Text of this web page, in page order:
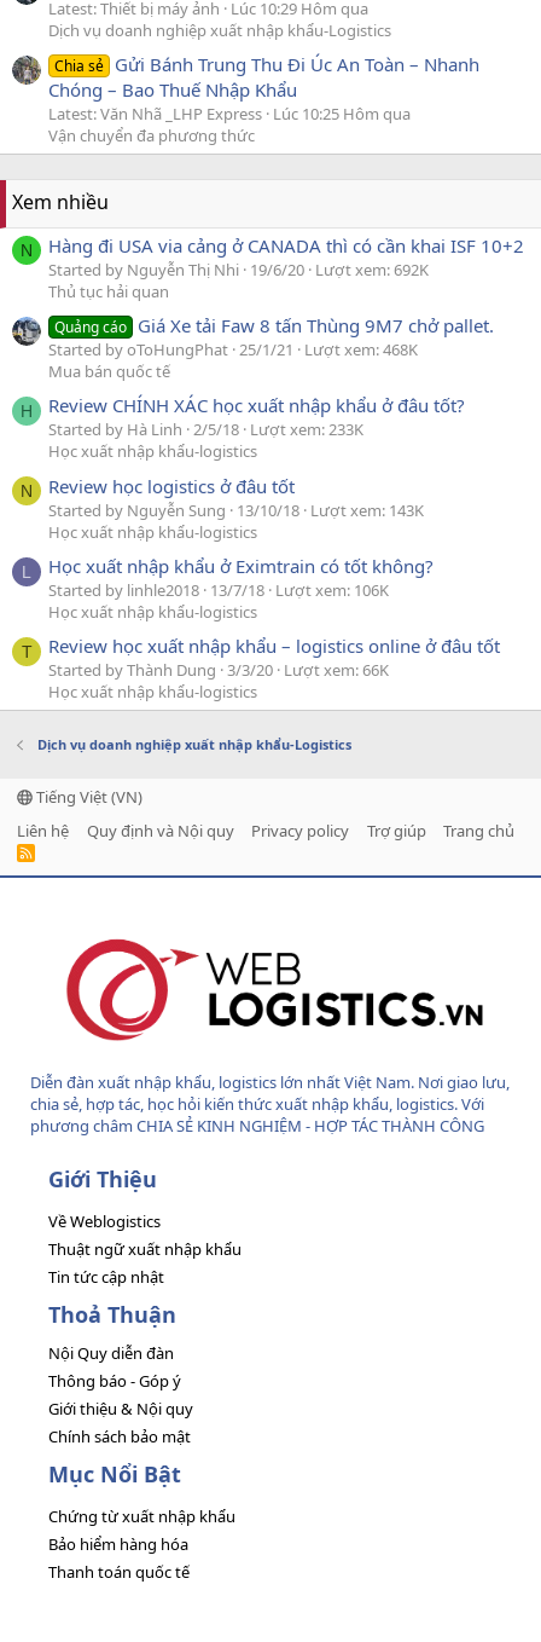
Latest: Thiết bị máy ảnh
Lúc 10:29 Hôm qua
Dịch vụ doanh nghiệp xuất nhập khẩu-Logistics
Chia sẻ Gửi Bánh Trung Thu Đi Úc An Toàn – Nhanh
Chóng – Bao Thuế Nhập Khẩu
Latest: Văn Nhã _LHP Express Lúc 10:25 Hôm qua
Vận chuyển đa phương thức
Xem nhiều
N Hàng đi USA via cảng ở CANADA thì có cần khai ISF 10+2
Started by Nguyễn Thị Nhi 19/6/20 Lượt xem: 692K
Thủ tục hải quan
Quảng cáo Giá Xe tải Faw 8 tấn Thùng 9M7 chở pallet.
Started by oToHungPhat 25/1/21
Lượt xem: 468K
Mua bán quốc tế
H Review CHÍNH XÁC học xuất nhập khẩu ở đâu tốt?
Started by Hà Linh 2/5/18 Lượt xem: 233K
Học xuất nhập khẩu-logistics
N Review học logistics ở đâu tốt
Started by Nguyễn Sung 13/10/18 Lượt xem: 143K
Học xuất nhập khẩu-logistics
L Học xuất nhập khẩu ở Eximtrain có tốt không?
Started by linhle2018 13/7/18 Lượt xem: 106K
Học xuất nhập khẩu-logistics
T Review học xuất nhập khẩu – logistics online ở đâu tốt
Started by Thành Dung 3/3/20 Lượt xem: 66K
Học xuất nhập khẩu-logistics
Dịch vụ doanh nghiệp xuất nhập khẩu-Logistics
Tiếng Việt (VN)
Liên hệ
Quy định và Nội quy Privacy policy Trợ giúp Trang chủ
R
Diễn đàn xuất nhập khẩu, logistics lớn nhất Việt Nam. Nơi giao lưu,
chia sẻ, hợp tác, học hỏi kiến thức xuất nhập khẩu, logistics. Với
phương châm CHIA SẺ KINH NGHIỆM - HỢP TÁC THÀNH CÔNG
Giới Thiệu
Về Weblogistics
Thuật ngữ xuất nhập khẩu
Tin tức cập nhật
Thoả Thuận
Nội Quy diễn đàn
Thông báo - Góp ý
Giới thiệu & Nội quy
Chính sách bảo mật
Mục Nổi Bật
Chứng từ xuất nhập khẩu
Bảo hiểm hàng hóa
Thanh toán quốc tế